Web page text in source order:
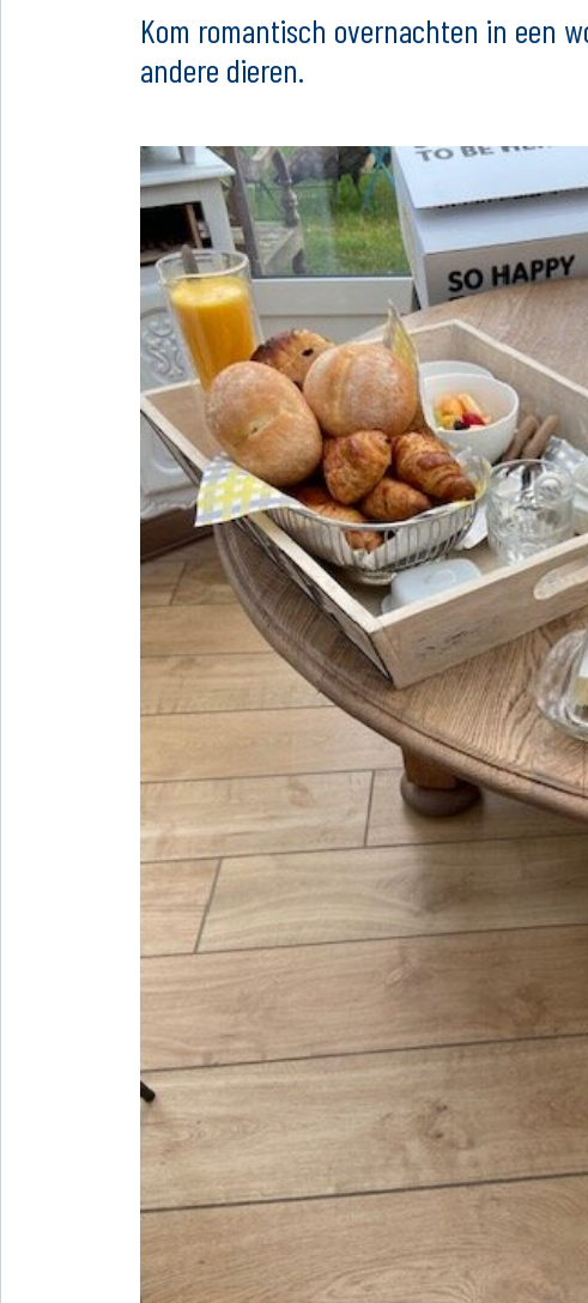
Kom romantisch overnachten in een
andere dieren.